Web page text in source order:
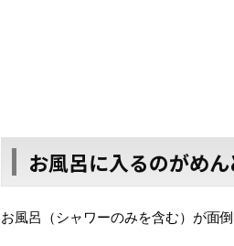
お風呂に入るのがめ
お風呂（シャワーのみを含む）が面